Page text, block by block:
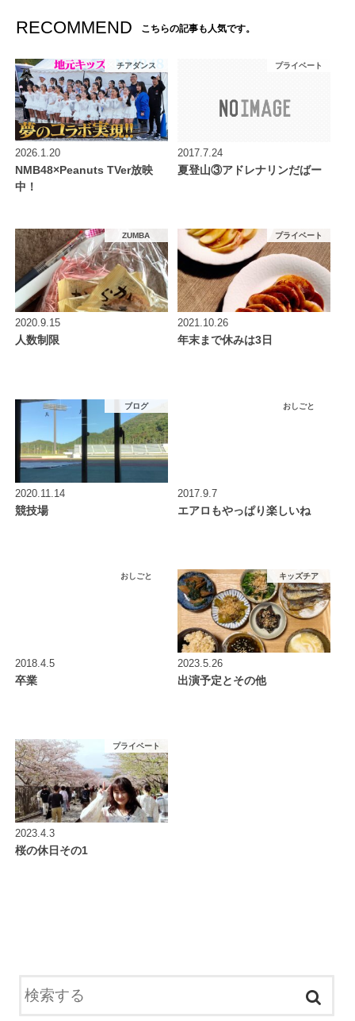
RECOMMEND こちらの記事も人気です。
チアダンス
2026.1.20
NMB48×Peanuts TVer放映
中！
プライベート
2017.7.24
夏登山③アドレナリンだばー
ZUMBA
2020.9.15
人数制限
プライベート
2021.10.26
年末まで休みは3日
ブログ
2020.11.14
競技場
おしごと
2017.9.7
エアロもやっぱり楽しいね
おしごと
2018.4.5
卒業
キッズチア
2023.5.26
出演予定とその他
プライベート
2023.4.3
桜の休日その1